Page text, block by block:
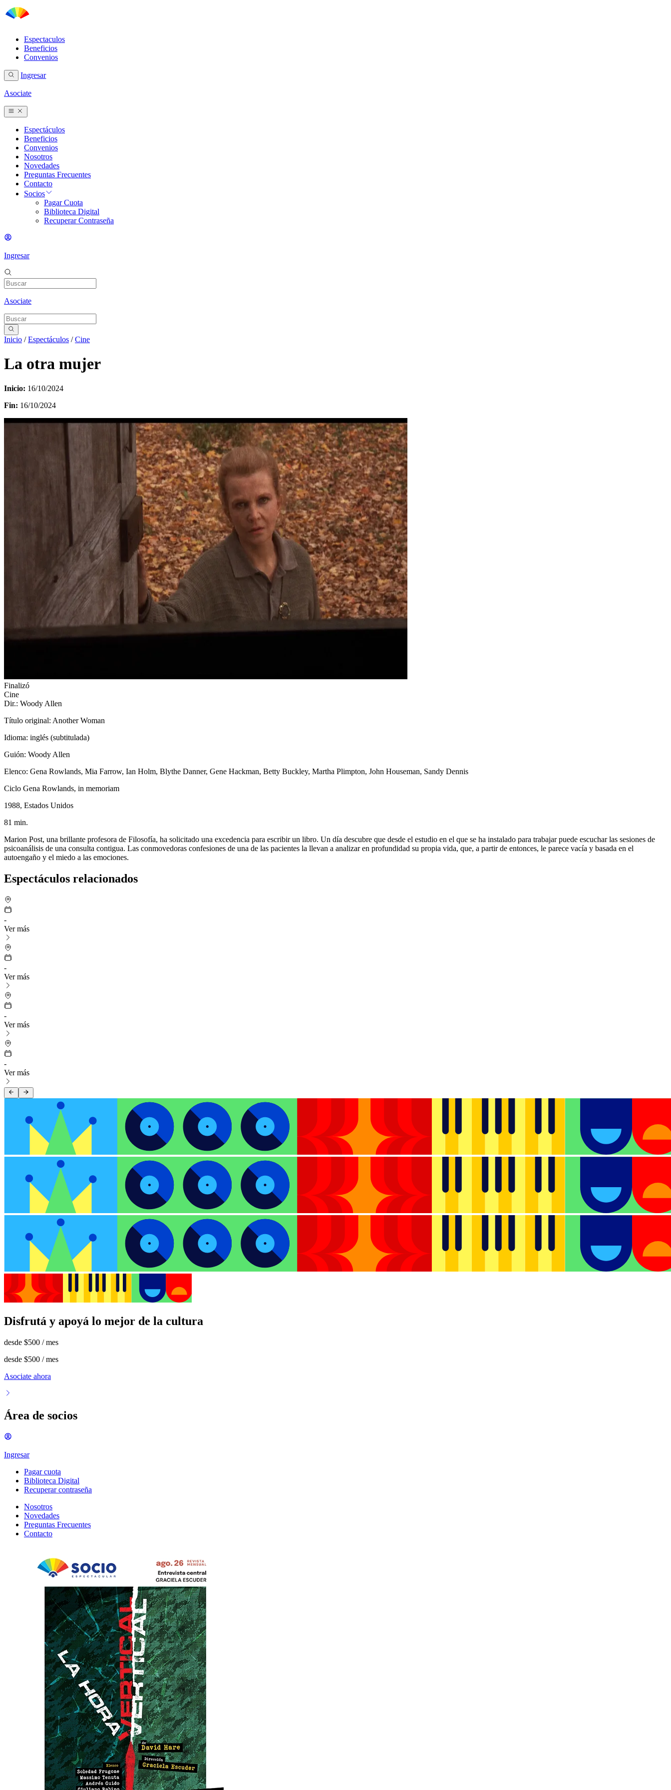
Espectaculos
Beneficios
Convenios
Ingresar
Asociate
Espectáculos
Beneficios
Convenios
Nosotros
Novedades
Preguntas Frecuentes
Contacto
Socios
Pagar Cuota
Biblioteca Digital
Recuperar Contraseña
Ingresar
Asociate
Inicio /Espectáculos /Cine
La otra mujer
Inicio: 16/10/2024
Fin: 16/10/2024
Finalizó
Cine
Dir.: Woody Allen
Título original: Another Woman
Idioma: inglés (subtitulada)
Guión: Woody Allen
Elenco: Gena Rowlands, Mia Farrow, Ian Holm, Blythe Danner, Gene Hackman, Betty Buckley, Martha Plimpton, John Houseman, Sandy Dennis
Ciclo Gena Rowlands, in memoriam
1988, Estados Unidos
81 min.
Marion Post, una brillante profesora de Filosofía, ha solicitado una excedencia para escribir un libro. Un día descubre que desde el estudio en el que se ha instalado para trabajar puede escuchar las sesiones de
psicoanálisis de una consulta contigua. Las conmovedoras confesiones de una de las pacientes la llevan a analizar en profundidad su propia vida, que, a partir de entonces, le parece vacía y basada en el
autoengaño y el miedo a las emociones.
Espectáculos relacionados
-
Ver más
-
Ver más
-
Ver más
-
Ver más
Disfrutá y apoyá lo mejor de la cultura
desde $500 / mes
desde $500 / mes
Asociate ahora
Área de socios
Ingresar
Pagar cuota
Biblioteca Digital
Recuperar contraseña
Nosotros
Novedades
Preguntas Frecuentes
Contacto